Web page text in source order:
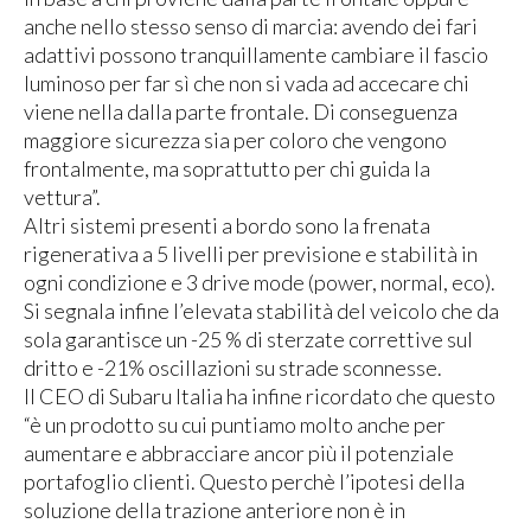
anche nello stesso senso di marcia: avendo dei fari
adattivi possono tranquillamente cambiare il fascio
luminoso per far sì che non si vada ad accecare chi
viene nella dalla parte frontale. Di conseguenza
maggiore sicurezza sia per coloro che vengono
frontalmente, ma soprattutto per chi guida la
vettura”.
Altri sistemi presenti a bordo sono la frenata
rigenerativa a 5 livelli per previsione e stabilità in
ogni condizione e 3 drive mode (power, normal, eco).
Si segnala infine l’elevata stabilità del veicolo che da
sola garantisce un -25 % di sterzate correttive sul
dritto e -21% oscillazioni su strade sconnesse.
Il CEO di Subaru Italia ha infine ricordato che questo
“è un prodotto su cui puntiamo molto anche per
aumentare e abbracciare ancor più il potenziale
portafoglio clienti. Questo perchè l’ipotesi della
soluzione della trazione anteriore non è in